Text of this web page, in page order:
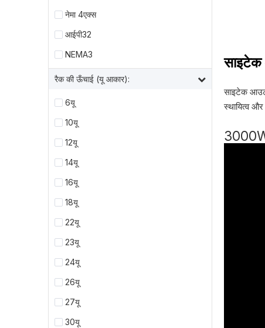
नेमा 4एक्स
आईपी32
NEMA3
रैक की ऊँचाई (यू आकार):
6यू
10यू
12यू
14यू
16यू
18यू
22यू
23यू
24यू
26यू
27यू
30यू
साइटेक
साइटेक
स्थायित्व